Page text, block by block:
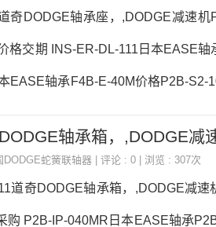
奇DODGE轴承座，,DODGE减速机
格交期 INS-ER-DL-111日本EASE
EASE轴承F4B-E-40M价格P2B-
6972MC3热销品牌推荐：H318-
轴承箱，,DODGE减
DODGE蛇簧联轴器 | 评论 : 0 | 浏览 : 307次
道奇DODGE轴承箱，,DODGE减
购 P2B-IP-040MR日本EASE轴承